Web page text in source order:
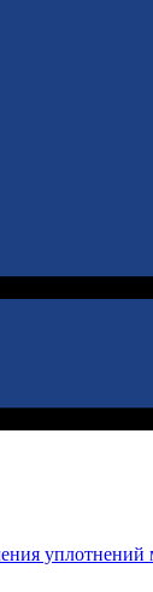
уплотнений